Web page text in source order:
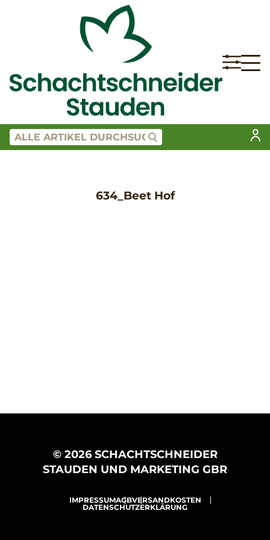
634_Beet Hof
© 2026 SCHACHTSCHNEIDER
STAUDEN UND MARKETING GBR
IMPRESSUMAGBVERSANDKOSTEN
DATENSCHUTZERKLÄRUNG